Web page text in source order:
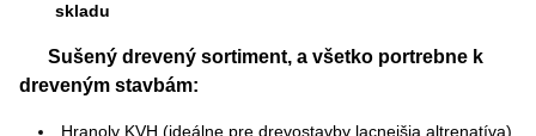
skladu
Sušený drevený sortiment, a všetko portrebne k
dreveným stavbám:
Hranoly KVH (ideálne pre drevostavby lacnejšia altrenatíva)